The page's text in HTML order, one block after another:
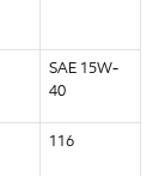
SAE 15W-
40
116